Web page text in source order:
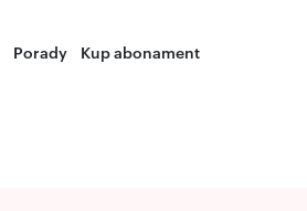
Porady Kup abonament